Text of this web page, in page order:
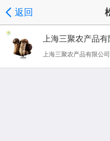
返回
上海三聚农产品
上海三聚农产品有限公司